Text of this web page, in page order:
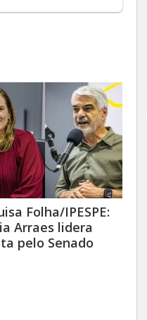
Folha/IPESPE:
Arraes lidera
pelo Senado